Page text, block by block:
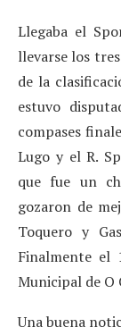
Llegaba el
llevarse los
de la
estuvo
compases
Lugo y el R.
que fue un
gozaron de
Toquero y
Finalmente el
Municipal de O
Una buena